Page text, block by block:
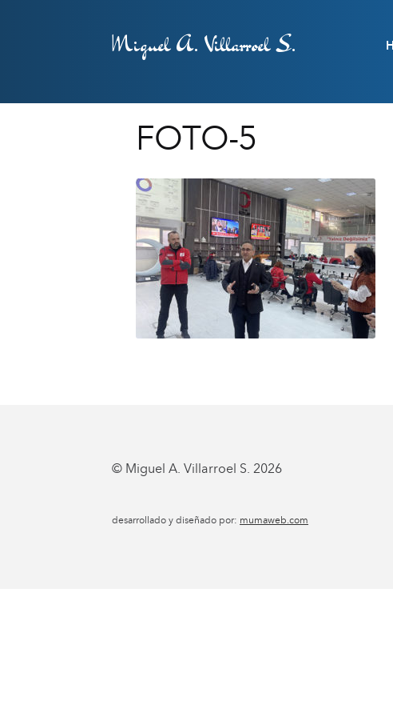
Miguel A. Villarroel S.
FOTO-5
© Miguel A. Villarroel S. 2026
desarrollado y diseñado por: mumaweb.com